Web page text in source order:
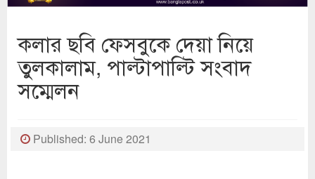
কলার ছবি ফেসবুকে দেয়া নিয়ে
তুলকালাম, পাল্টাপাল্টি সংবাদ
সম্মেলন
Published: 6 June 2021